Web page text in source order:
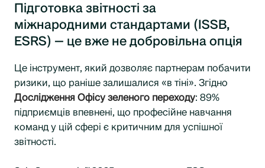
Підготовка звітності за
міжнародними стандартами (ISSB,
ESRS) — це вже не добровільна опція
Це інструмент, який дозволяє партнерам побачити
ризики, що раніше залишалися «в тіні». Згідно
Дослідження Офісу зеленого переходу: 89%
підприємців впевнені, що професійне навчання
команд у цій сфері є критичним для успішної
звітності.